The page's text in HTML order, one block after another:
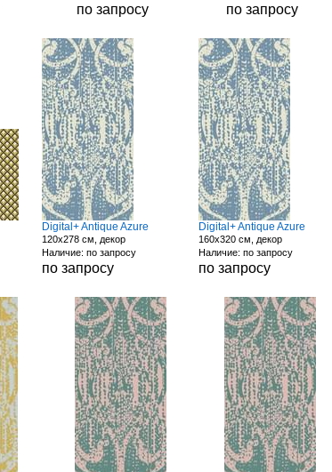
по запросу по запросу
Digital+ Antique Azure
120x278 см, декор
Наличие: по запросу
по запросу
Digital+ Antique Azure
160x320 см, декор
Наличие: по запросу
по запросу